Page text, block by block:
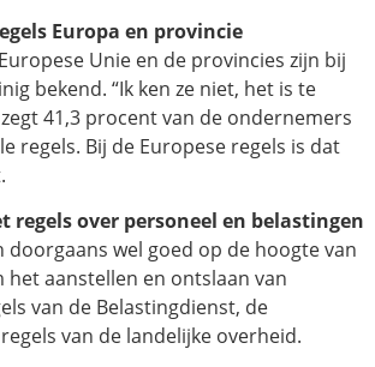
Europa en provincie
Unie en de provincies zijn bij
bekend. “Ik ken ze niet, het is te
41,3 procent van de ondernemers
regels. Bij de Europese regels is dat
regels over personeel en belastingen
doorgaans wel goed op de hoogte van
het aanstellen en ontslaan van
van de Belastingdienst, de
van de landelijke overheid.